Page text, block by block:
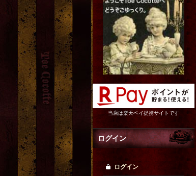
当店は楽天ペイ提携サイトです
ログイン
ログイン